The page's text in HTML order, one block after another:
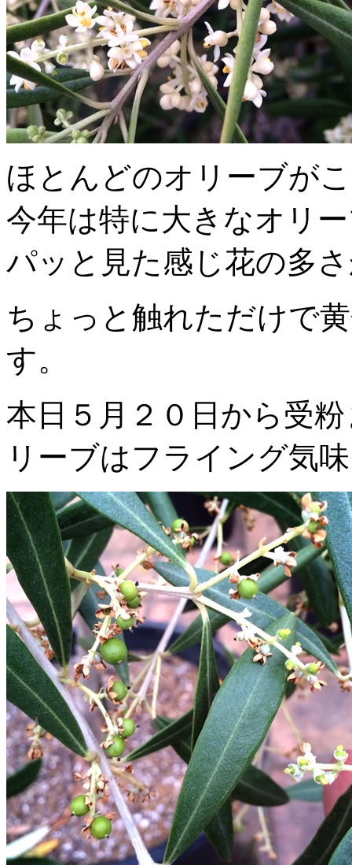
ほとんどのオリーブが
今年は特に大きなオリ
パッと見た感じ花の多
ちょっと触れただけで
す。
本日５月２０日から受
リーブはフライング気